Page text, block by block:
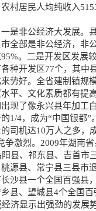
村居民人均纯收入
是非公经济大发展。
全部是非公经济，非
。二是开发区发展
种开发区77个，其中
势好。全省建制镇规
平、文化素质都有提
现了像永兴县年加工
1/4，成为“中国银都”
司机达10万人之多，
争激烈。2009年湖南
县、祁东县、吉首市
源县、常宁县三县市
沙县一个全国百强县
县、望城县4个全国百
济显示出强劲的发展